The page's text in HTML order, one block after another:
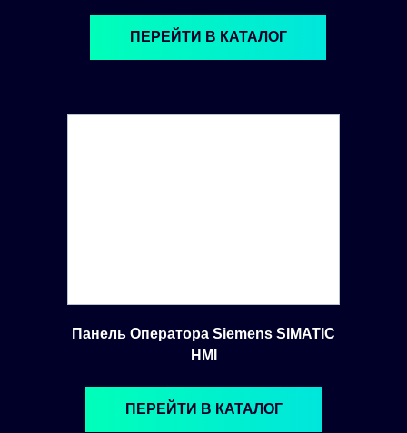
Панель Оператора Siemens SIMATIC
HMI
ПЕРЕЙТИ В КАТАЛОГ
ПЕРЕЙТИ В КАТАЛОГ